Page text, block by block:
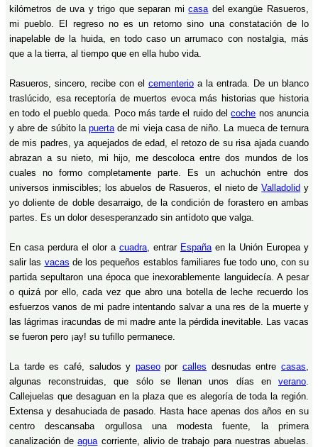
kilómetros de uva y trigo que separan micasadel exangüe Rasueros,
mi pueblo. El regreso no es un retorno sino una constatación de lo
inapelable de la huida, en todo caso un arrumaco con nostalgia, más
que a la tierra, al tiempo que en ella hubo vida.
Rasueros, sincero, recibe con el cementerio a la entrada. De un blanco
traslúcido, esa receptoría de muertos evoca más historias que historia
en todo el pueblo queda. Poco más tarde el ruido delcoche nos anuncia
y abre de súbito la puertade mi vieja casa de niño. La mueca de ternura
de mis padres, ya aquejados de edad, el retozo de su risa ajada cuando
abrazan a su nieto, mi hijo, me descoloca entre dos mundos de los
cuales no formo completamente parte. Es un achuchón entre dos
universos inmiscibles; los abuelos de Rasueros, el nieto deValladolid y
yo doliente de doble desarraigo, de la condición de forastero en ambas
partes. Es un dolor desesperanzado sin antídoto que valga.
En casa perdura el olor a cuadra, entrar Españaen la Unión Europea y
salir las vacas de los pequeños establos familiares fue todo uno, con su
partida sepultaron una época que inexorablemente languidecía. A pesar
o quizá por ello, cada vez que abro una botella de leche recuerdo los
esfuerzos vanos de mi padre intentando salvar a una res de la muerte y
las lágrimas iracundas de mi madre ante la pérdida inevitable. Las vacas
se fueron pero ¡ay! su tufillo permanece.
La tarde es café, saludos y paseoporcalles desnudas entrecasas,
algunas reconstruidas, que sólo se llenan unos días en verano.
Callejuelas que desaguan en la plaza que es alegoría de toda la región.
Extensa y desahuciada de pasado. Hasta hace apenas dos años en su
centro descansaba orgullosa una modesta fuente, la primera
canalización deaguacorriente, alivio de trabajo para nuestras abuelas.